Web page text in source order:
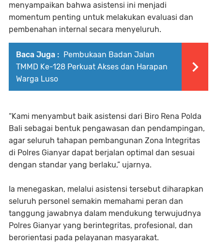
menyampaikan bahwa asistensi ini menjadi
momentum penting untuk melakukan evaluasi dan
pembenahan internal secara menyeluruh.
Baca Juga : Pembukaan Badan Jalan
TMMD Ke-128 Perkuat Akses dan Harapan
Warga Luso
“Kami menyambut baik asistensi dari Biro Rena Polda
Bali sebagai bentuk pengawasan dan pendampingan,
agar seluruh tahapan pembangunan Zona Integritas
di Polres Gianyar dapat berjalan optimal dan sesuai
dengan standar yang berlaku,” ujarnya.
Ia menegaskan, melalui asistensi tersebut diharapkan
seluruh personel semakin memahami peran dan
tanggung jawabnya dalam mendukung terwujudnya
Polres Gianyar yang berintegritas, profesional, dan
berorientasi pada pelayanan masyarakat.